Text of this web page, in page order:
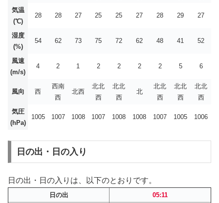
気温
(℃)
28 28 27 25 25 27 28 29 27
湿度
(%)
54 62 73 75 72 62 48 41 52
風速
(m/s)
4 2 1 2 2 2 2 5 6
風向 西
西南
西
北西
北北
西
北北
西
北
北北
西
北北
西
北北
西
気圧
(hPa)
1005 1007 1008 1007 1008 1008 1007 1005 1006
日の出・日の入り
日の出・日の入りは、以下のとおりです。
日の出
05:11